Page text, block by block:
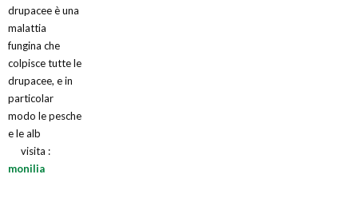
drupacee è una
malattia
fungina che
colpisce tutte le
drupacee, e in
particolar
modo le pesche
e le alb
visita :
monilia